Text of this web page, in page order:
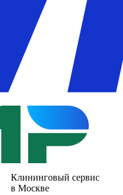
Клининговый сервис
в Москве